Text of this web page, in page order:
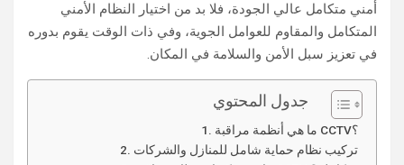
أمني متكامل عالي الجودة، فلا بد من اختيار النظام الأمني
المتكامل والمقاوم للعوامل الجوية، وفي ذات الوقت يقوم بدوره
في تعزيز سبل الأمن والسلامة في المكان.
جدول المحتوي
ما هي أنظمة مراقبة CCTV؟
تركيب نظام حماية شامل للمنازل والشركات